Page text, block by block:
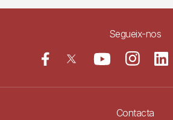
Segueix-nos
Contacta